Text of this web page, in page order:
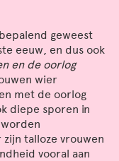
geweest
eeuw, en dus ook
en de oorlog
wier
met de oorlog
diepe sporen in
talloze vrouwen
vooral aan